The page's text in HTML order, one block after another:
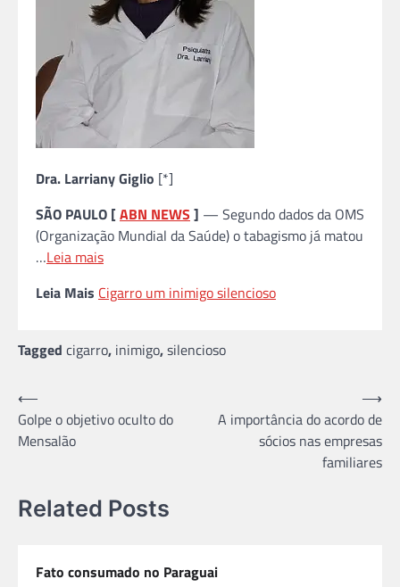
Dra. Larriany Giglio [*]
SÃO PAULO [ABN NEWS ] — Segundo dados da OMS
(Organização Mundial da Saúde) o tabagismo já matou
…Leia mais
Leia Mais Cigarro um inimigo silencioso
Tagged cigarro, inimigo,silencioso
Navegação
de
Post
⟵
Golpe o objetivo oculto do
Mensalão
A importância do acordo de
sócios nas empresas
familiares
⟶
Related Posts
Fato consumado no Paraguai